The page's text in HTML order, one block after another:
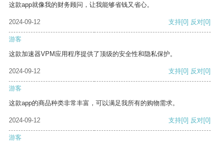
这款app就像我的财务顾问，让我能够省钱又省心。
2024-09-12 支持[0] 反对[0]
游客
这款加速器VPM应用程序提供了顶级的安全性和隐私保护。
2024-09-12 支持[0] 反对[0]
游客
这款app的商品种类非常丰富，可以满足我所有的购物需求。
2024-09-12 支持[0] 反对[0]
游客